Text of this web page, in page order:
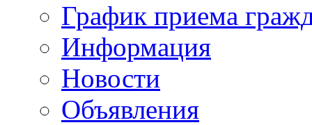
График приема
Информация
Новости
Объявления